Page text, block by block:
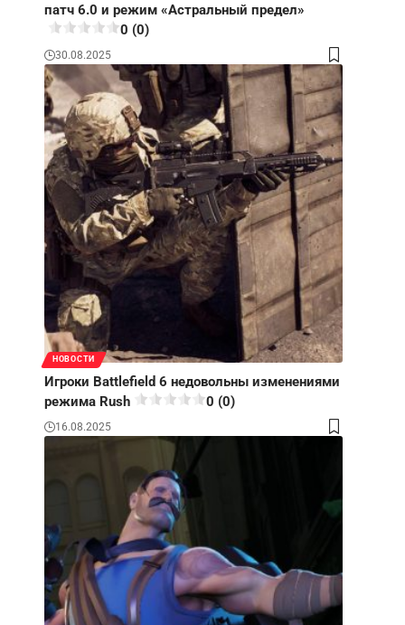
патч 6.0 и режим «Астральный предел»
0 (0)
30.08.2025
НОВОСТИ
Игроки Battlefield 6 недовольны изменениями
режима Rush
0 (0)
16.08.2025